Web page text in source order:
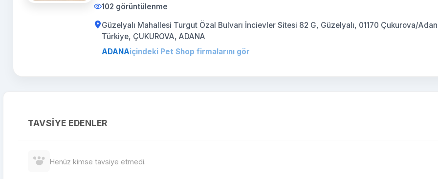
102 görüntülenme
Güzelyalı Mahallesi Turgut Özal Bulvarı İncievler Sitesi 82 G, Güzelyalı, 01170 Çukurova/
Türkiye, ÇUKUROVA, ADANA
ADANAiçindeki Pet Shop firmalarını gör
TAVSIYE EDENLER
Henüz kimse tavsiye etmedi.